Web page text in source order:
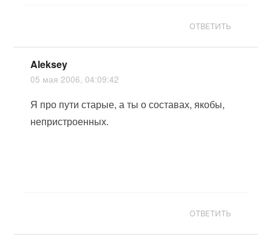
ОТВЕТИТЬ
Aleksey
05 мая 2006, 04:09:42
Я про пути старые, а ты о составах, якобы,
непристроенных.
ОТВЕТИТЬ